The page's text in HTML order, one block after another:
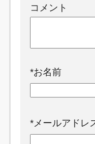
コメント
*お名前
*メールアドレ